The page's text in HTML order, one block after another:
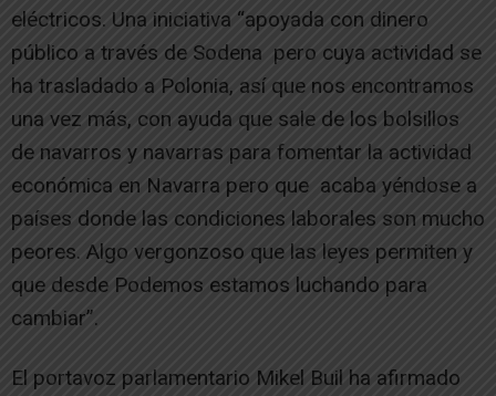
eléctricos. Una iniciativa “apoyada con dinero
público a través de Sodena pero cuya actividad se
ha trasladado a Polonia, así que nos encontramos
una vez más, con ayuda que sale de los bolsillos
de navarros y navarras para fomentar la actividad
económica en Navarra pero que acaba yéndose a
países donde las condiciones laborales son mucho
peores. Algo vergonzoso que las leyes permiten y
que desde Podemos estamos luchando para
cambiar”.
El portavoz parlamentario Mikel Buil ha afirmado